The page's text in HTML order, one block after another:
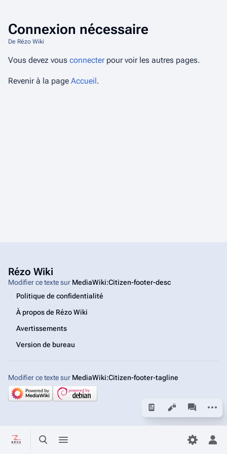
Basculer la recherche
Basculer le menu
Connexion nécessaire
De Rézo Wiki
Affichages associated-
Vous devez vous connecterpour voir les autres pages.
Revenir à la page Accueil.
Rézo Wiki
Modifier ce texte sur MediaWiki:Citizen-footer-desc
Politique de confidentialité
À propos de Rézo Wiki
Avertissements
Version de bureau
Modifier ce texte sur MediaWiki:Citizen-footer-tagline